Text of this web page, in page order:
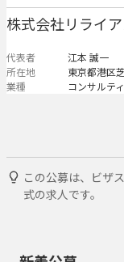
株式会社リライ
代表者
江本 誠一
所在地
東京都港区
業種
コンサルテ
この公募は、ビザ
式の求人です。